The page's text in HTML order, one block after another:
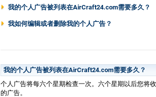
我的个人广告被列表在AirCraft24.com需要多久？
我如何编辑或者删除我的个人广告？
我的个人广告被列表在AirCraft24.com需要多久？
个人广告将每六个星期检查一次。六个星期以后您将
的广告。